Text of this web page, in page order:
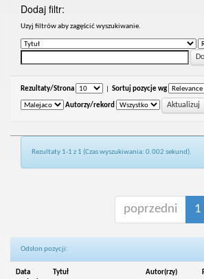
Dodaj filtr:
Uzyj filtrów aby zagęścić wyszukiwanie.
Rezultaty/Strona Sortuj pozycje wg
Autorzy/rekord
Rezultaty 1-1 z 1 (Czas wyszukiwania: 0.002 sekund).
poprzedni 1
Odsłon pozycji:
Data Tytuł Autor(rzy)